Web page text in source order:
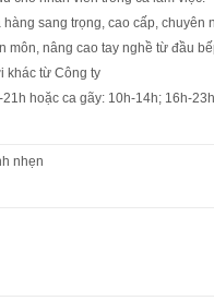
sang trọng, cao cấp, chuyên
môn, nâng cao tay nghề từ đầu
khác từ Công ty
hoặc ca gãy: 10h-14h; 16h-
nhẹn